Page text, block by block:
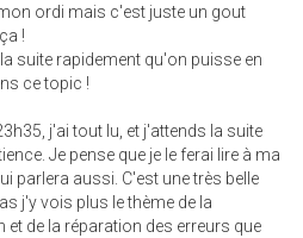
ordi mais c'est juste un gout
!
suite rapidement qu'on puisse en
ce topic !
j'ai tout lu, et j'attends la suite
Je pense que je le ferai lire à ma
parlera aussi. C'est une très belle
j'y vois plus le thème de la
et de la réparation des erreurs que